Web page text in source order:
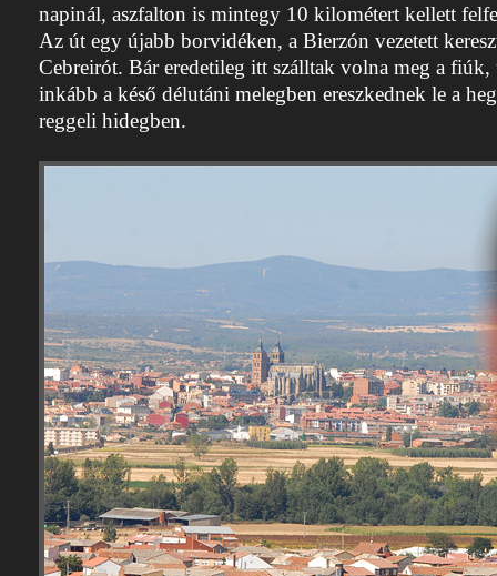
napinál, aszfalton is mintegy 10 kilométert kellett
Az út egy újabb borvidéken, a Bierzón vezetett
Cebreirót. Bár eredetileg itt szálltak volna meg a
inkább a késő délutáni melegben ereszkednek le a
reggeli hidegben.